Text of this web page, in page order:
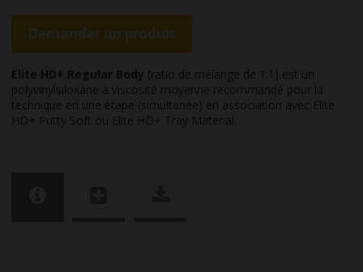
Demander un produit
Elite HD+ Regular Body (ratio de mélange de 1:1) est un
polyvinylsiloxane à viscosité moyenne recommandé pour la
technique en une étape (simultanée) en association avec Elite
HD+ Putty Soft ou Elite HD+ Tray Material.